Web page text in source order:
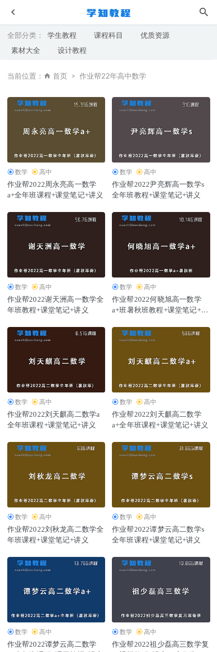
全部分类： 学生教程 课程科目
优质资源
素材大全
设计教程
当前位置： 首页 作业帮22年高中数学
数学 高中
作业帮2022周永亮高一数学
a+全年班课程+课堂笔记+讲义
数学 高中
作业帮2022尹亮辉高一数学s
全年班教程+课堂笔记+讲义
数学 高中
作业帮2022谢天洲高一数学全
年班教程+课堂笔记+讲义
数学 高中
作业帮2022何晓旭高一数学
a+班暑秋班教程+课堂笔记+讲
数学 高中
作业帮2022刘天麒高二数学a
全年班课程+课堂笔记+讲义
数学 高中
作业帮2022刘天麒高二数学
a+全年班课程+课堂笔记+讲义
数学 高中
作业帮2022刘秋龙高二数学全
年班课程+课堂笔记+讲义
数学 高中
作业帮2022谭梦云高二数学s
全年班课程+课堂笔记+讲义
数学 高中
作业帮2022谭梦云高二数学
数学 高中
作业帮2022祖少磊高三数学复
作业帮2023聂宁高一英语a+春季班课程+课程笔记 2023-08-
作业帮2023袁慧高三语文a班课程23年高考语文二三轮复习
教程春季班
小学语文网课教程3~8年级群文阅读主题训练 2022-10-18
作业帮2023杨慧英高三物理a+全年班（暑/秋/寒/春班）
2023-10-02